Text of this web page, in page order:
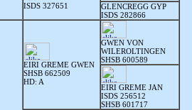
ISDS 327651
GLENCREGG GYP
ISDS 282866
EIRI GREME GWEN
SHSB 662509
HD: A
GWEN VON
WILEROLTINGEN
SHSB 600589
EIRI GREME JAN
ISDS 256512
SHSB 601717